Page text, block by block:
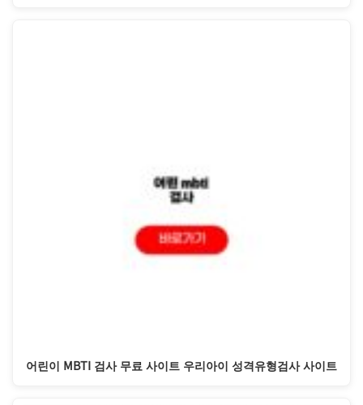
어린이 MBTI 검사 무료 사이트 우리아이 성격유형검사 사이트